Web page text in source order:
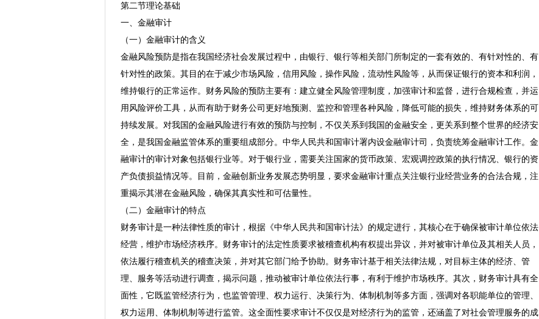
第二节理论基础
一、金融审计
（一）金融审计的含义
金融风险预防是指在我国经济社会发展过程中，由银行、银行等相关部门所制定的一套有效的、有针对性的、有
针对性的政策。其目的在于减少市场风险，信用风险，操作风险，流动性风险等，从而保证银行的资本和利润，
维持银行的正常运作。财务风险的预防主要有：建立健全风险管理制度，加强审计和监督，进行合规检查，并运
用风险评价工具，从而有助于财务公司更好地预测、监控和管理各种风险，降低可能的损失，维持财务体系的可
持续发展。对我国的金融风险进行有效的预防与控制，不仅关系到我国的金融安全，更关系到整个世界的经济安
全，是我国金融监管体系的重要组成部分。中华人民共和国审计署内设金融审计司，负责统筹金融审计工作。金
融审计的审计对象包括银行业等。对于银行业，需要关注国家的货币政策、宏观调控政策的执行情况、银行的资
产负债损益情况等。目前，金融创新业务发展态势明显，要求金融审计重点关注银行业经营业务的合法合规，注
重揭示其潜在金融风险，确保其真实性和可估量性。
（二）金融审计的特点
财务审计是一种法律性质的审计，根据《中华人民共和国审计法》的规定进行，其核心在于确保被审计单位依法
经营，维护市场经济秩序。财务审计的法定性质要求被稽查机构有权提出异议，并对被审计单位及其相关人员，
依法履行稽查机关的稽查决策，并对其它部门给予协助。财务审计基于相关法律法规，对目标主体的经济、管
理、服务等活动进行调查，揭示问题，推动被审计单位依法行事，有利于维护市场秩序。其次，财务审计具有全
面性，它既监管经济行为，也监管管理、权力运行、决策行为、体制机制等多方面，强调对各职能单位的管理、
权力运用、体制机制等进行监管。这全面性要求审计不仅仅是对经济行为的监管，还涵盖了对社会管理服务的成